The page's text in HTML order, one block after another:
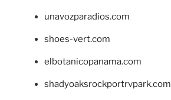
unavozparadios.com
shoes-vert.com
elbotanicopanama.com
shadyoaksrockportrvpark.com